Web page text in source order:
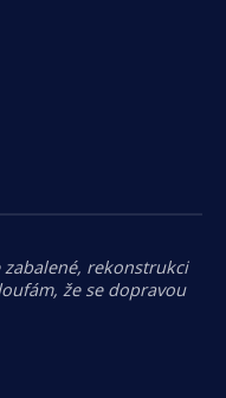
rekonstrukci
že se dopravou